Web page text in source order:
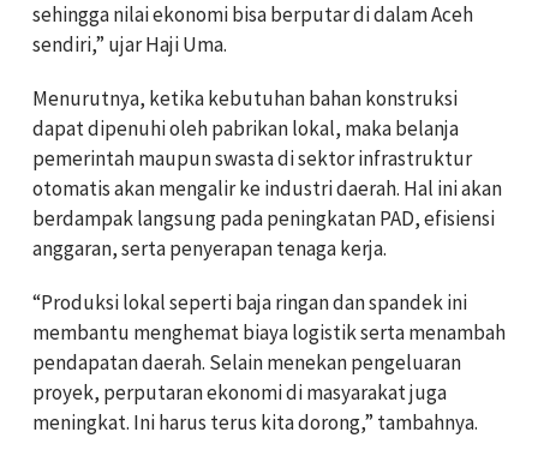
sehingga nilai ekonomi bisa berputar di dalam Aceh
sendiri,” ujar Haji Uma.
Menurutnya, ketika kebutuhan bahan konstruksi
dapat dipenuhi oleh pabrikan lokal, maka belanja
pemerintah maupun swasta di sektor infrastruktur
otomatis akan mengalir ke industri daerah. Hal ini akan
berdampak langsung pada peningkatan PAD, efisiensi
anggaran, serta penyerapan tenaga kerja.
“Produksi lokal seperti baja ringan dan spandek ini
membantu menghemat biaya logistik serta menambah
pendapatan daerah. Selain menekan pengeluaran
proyek, perputaran ekonomi di masyarakat juga
meningkat. Ini harus terus kita dorong,” tambahnya.